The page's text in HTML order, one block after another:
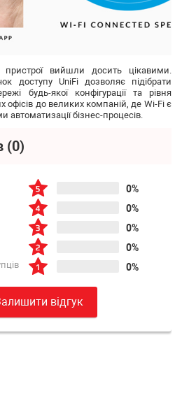
пристрої вийшли досить цікавими.
доступу UniFi дозволяє підібрати
будь-якої конфігурації та рівня
офісів до великих компаній, де Wi-Fi є
бізнес-процесів.
(0)
0%
0%
0%
0%
0%
відгук